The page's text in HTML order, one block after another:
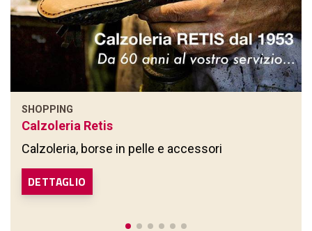
SHOPPING
Calzoleria Retis
Calzoleria, borse in pelle e accessori
DETTAGLIO